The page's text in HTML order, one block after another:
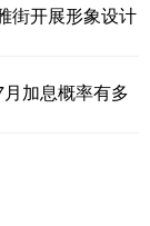
街开展形象设计
加息概率有多